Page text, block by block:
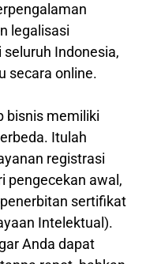
legalisasi
Indonesia,
secara online.
bisnis memiliki
Itulah
registrasi
pengecekan awal,
sertifikat
Intelektual).
Anda dapat